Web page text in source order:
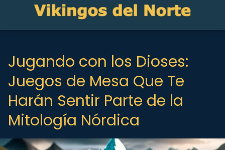
Jugando con los Dioses:
Juegos de Mesa Que Te
Harán Sentir Parte de la
Mitología Nórdica